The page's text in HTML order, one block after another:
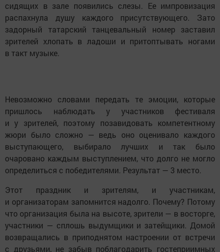
сидящих в зале появились слезы. Ее импровизация
распахнула душу каждого присутствующего. Зато
задорный татарский танцевальный номер заставил
зрителей хлопать в ладоши и притоптывать ногами
в такт музыке.
Невозможно словами передать те эмоции, которые
пришлось наблюдать у участников фестиваля
и у зрителей, поэтому позавидовать компетентному
жюри было сложно — ведь оно оценивало каждого
выступающего, выбирало лучших и так было
очаровано каждым выступлением, что долго не могло
определиться с победителями. Результат — 3 место.
Этот праздник и зрителям, и участникам,
и организаторам запомнится надолго. Почему? Потому
что организация была на высоте, зрители — в восторге,
участники — сплошь выдумщики и затейщики. Домой
возвращались в приподнятом настроении от встречи
с друзьями, не забыв поблагодарить гостеприимных